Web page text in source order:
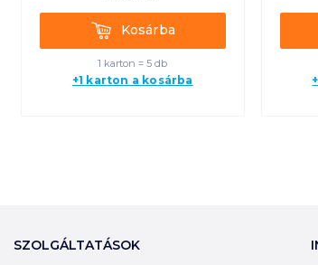
KosárbaKosárba
1 karton = 5 db
+1 karton a kosárba
SZOLGÁLTATÁSOK